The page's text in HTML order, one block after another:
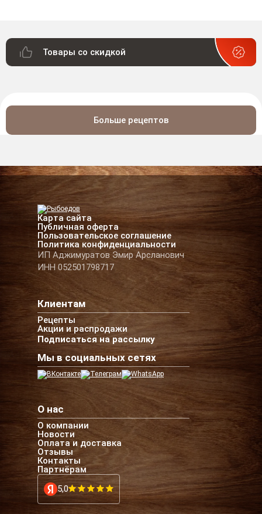
Товары со скидкой
Больше рецептов
Карта сайта
Публичная оферта
Пользовательское соглашение
Политика конфиденциальности
ИП Аджимуратов Эмир Арсланович
ИНН 052501798717
Клиентам
Рецепты
Акции и распродажи
Подписаться на рассылку
Мы в социальных сетях
О нас
О компании
Новости
Оплата и доставка
Отзывы
Контакты
Партнёрам
5,0